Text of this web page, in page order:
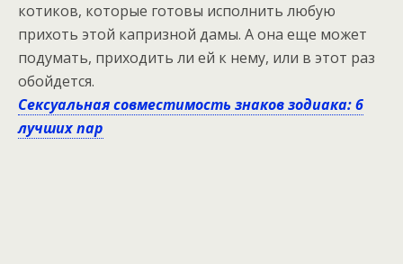
котиков, которые готовы исполнить любую
прихоть этой капризной дамы. А она еще может
подумать, приходить ли ей к нему, или в этот раз
обойдется.
Сексуальная совместимость знаков зодиака: 6
лучших пар